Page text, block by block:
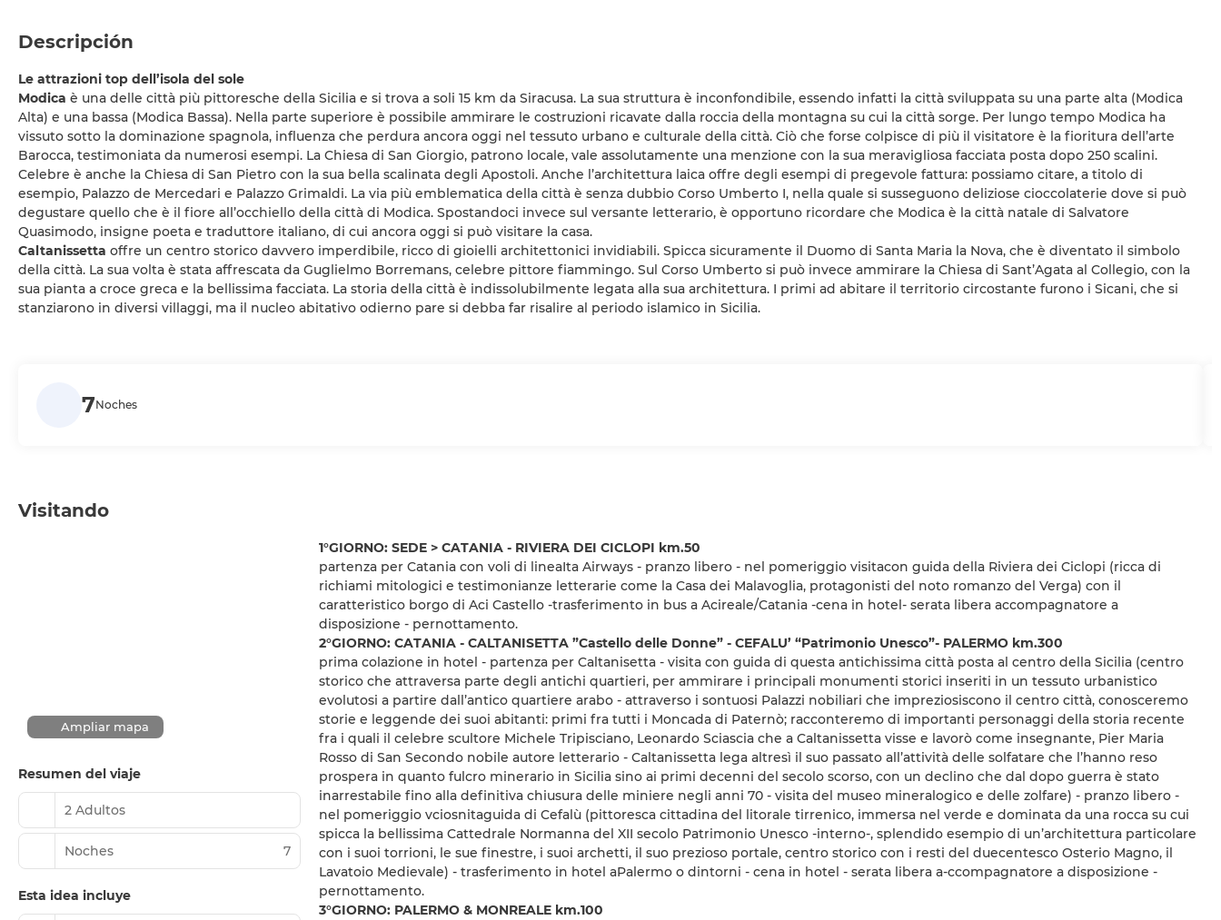
Descripción
Le attrazioni top dell’isola del sole
Modica è una delle città più pittoresche della Sicilia e si trova a soli 15 km da Siracusa. La sua struttura è inconfondibile, essendo infatti la città sviluppata su una parte alta (Modica
Alta) e una bassa (Modica Bassa). Nella parte superiore è possibile ammirare le costruzioni ricavate dalla roccia della montagna su cui la città sorge. Per lungo tempo Modica ha
vissuto sotto la dominazione spagnola, influenza che perdura ancora oggi nel tessuto urbano e culturale della città. Ciò che forse colpisce di più il visitatore è la fioritura dell’arte
Barocca, testimoniata da numerosi esempi. La Chiesa di San Giorgio, patrono locale, vale assolutamente una menzione con la sua meravigliosa facciata posta dopo 250 scalini.
Celebre è anche la Chiesa di San Pietro con la sua bella scalinata degli Apostoli. Anche l’architettura laica offre degli esempi di pregevole fattura: possiamo citare, a titolo di
esempio, Palazzo de Mercedari e Palazzo Grimaldi. La via più emblematica della città è senza dubbio Corso Umberto I, nella quale si susseguono deliziose cioccolaterie dove si può
degustare quello che è il fiore all’occhiello della città di Modica. Spostandoci invece sul versante letterario, è opportuno ricordare che Modica è la città natale di Salvatore
Quasimodo, insigne poeta e traduttore italiano, di cui ancora oggi si può visitare la casa.
Caltanissetta offre un centro storico davvero imperdibile, ricco di gioielli architettonici invidiabili. Spicca sicuramente il Duomo di Santa Maria la Nova, che è diventato il simbolo
della città. La sua volta è stata affrescata da Guglielmo Borremans, celebre pittore fiammingo. Sul Corso Umberto si può invece ammirare la Chiesa di Sant’Agata al Collegio, con la
sua pianta a croce greca e la bellissima facciata. La storia della città è indissolubilmente legata alla sua architettura. I primi ad abitare il territorio circostante furono i Sicani, che si
stanziarono in diversi villaggi, ma il nucleo abitativo odierno pare si debba far risalire al periodo islamico in Sicilia.
7Noches
Visitando
Ampliar mapa
Resumen del viaje
2 Adultos
Noches 7
Esta idea incluye
1°GIORNO: SEDE > CATANIA - RIVIERA DEI CICLOPI km.50
partenza per Catania con voli di lineaIta Airways - pranzo libero - nel pomeriggio visitacon guida della Riviera dei Ciclopi (ricca di
richiami mitologici e testimonianze letterarie come la Casa dei Malavoglia, protagonisti del noto romanzo del Verga) con il
caratteristico borgo di Aci Castello -trasferimento in bus a Acireale/Catania -cena in hotel- serata libera accompagnatore a
disposizione - pernottamento.
2°GIORNO: CATANIA - CALTANISETTA ”Castello delle Donne” - CEFALU’ “Patrimonio Unesco”- PALERMO km.300
prima colazione in hotel - partenza per Caltanisetta - visita con guida di questa antichissima città posta al centro della Sicilia (centro
storico che attraversa parte degli antichi quartieri, per ammirare i principali monumenti storici inseriti in un tessuto urbanistico
evolutosi a partire dall’antico quartiere arabo - attraverso i sontuosi Palazzi nobiliari che impreziosiscono il centro città, conosceremo
storie e leggende dei suoi abitanti: primi fra tutti i Moncada di Paternò; racconteremo di importanti personaggi della storia recente
fra i quali il celebre scultore Michele Tripisciano, Leonardo Sciascia che a Caltanissetta visse e lavorò come insegnante, Pier Maria
Rosso di San Secondo nobile autore letterario - Caltanissetta lega altresì il suo passato all’attività delle solfatare che l’hanno reso
prospera in quanto fulcro minerario in Sicilia sino ai primi decenni del secolo scorso, con un declino che dal dopo guerra è stato
inarrestabile fino alla definitiva chiusura delle miniere negli anni 70 - visita del museo mineralogico e delle zolfare) - pranzo libero -
nel pomeriggio vciosnitaguida di Cefalù (pittoresca cittadina del litorale tirrenico, immersa nel verde e dominata da una rocca su cui
spicca la bellissima Cattedrale Normanna del XII secolo Patrimonio Unesco -interno-, splendido esempio di un’architettura particolare
con i suoi torrioni, le sue finestre, i suoi archetti, il suo prezioso portale, centro storico con i resti del duecentesco Osterio Magno, il
Lavatoio Medievale) - trasferimento in hotel aPalermo o dintorni - cena in hotel - serata libera a-ccompagnatore a disposizione -
pernottamento.
3°GIORNO: PALERMO & MONREALE km.100